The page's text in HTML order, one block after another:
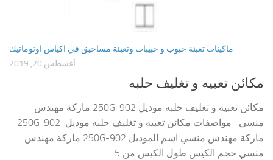
ماكينات تعبئة حبوب و حبيبات وتعبئة مساحيق في اكياس اوتوماتيك
أغسطس 20, 2019
مكائن تعبيه و تغليف حلبه
مكائن تعبيه و تغليف حلبه موديل 902-250G ماركة مهندس
منسي مواصفات مكائن تعبيه و تغليف حلبه موديل 902-250G
ماركة مهندس منسي اسم الموديل 902-250G ماركة مهندس
منسي حجم الكيس طول الكيس من 5...